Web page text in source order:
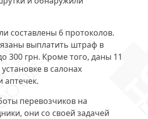
составлены 6 протоколов.
выплатить штраф в
300 грн. Кроме того, даны 11
в салонах
аптечек.
перевозчиков на
они со своей задачей